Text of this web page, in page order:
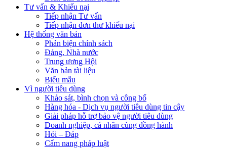
Tư vấn & Khiếu nại
Tiếp nhận Tư vấn
Tiếp nhận đơn thư khiếu nại
Hệ thống văn bản
Phản biện chính sách
Đảng, Nhà nước
Trung ương Hội
Văn bản tài liệu
Biểu mẫu
Vì người tiêu dùng
Khảo sát, bình chọn và công bố
Hàng hóa - Dịch vụ người tiêu dùng tin cậy
Giải pháp hỗ trợ bảo vệ người tiêu dùng
Doanh nghiệp, cá nhân cùng đồng hành
Hỏi – Đáp
Cẩm nang pháp luật